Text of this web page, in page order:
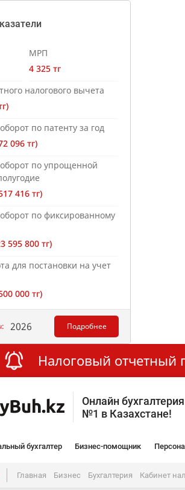
МРП
4 325 тг
налогового вычета
по патенту за год
096 тг)
по упрощенной
416 тг)
по фиксированному
595 800 тг)
для постановки на учет
000 тг)
2026 Подробнее
Налоговый отчетный
Онлайн бухгалтерия
№1 в Казахстане!
бухгалтер Бизнес-помощник
Главная Бизнес Бухгалтерия Кабинет